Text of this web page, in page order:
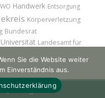
Handwerk Entsorgung
Körperverletzung
Bundesrat
Landesamt für
Sie die Website weiter
Einverständnis aus.